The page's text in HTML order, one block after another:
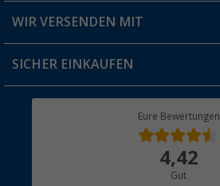
Jobs & Karriere
Versandinformationen
Rücksendung
WIR VERSENDEN MIT
SICHER EINKAUFEN
Eure Bewertungen
4,42
Gut